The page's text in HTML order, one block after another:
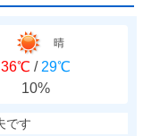
晴
36℃ / 29℃
10%
です